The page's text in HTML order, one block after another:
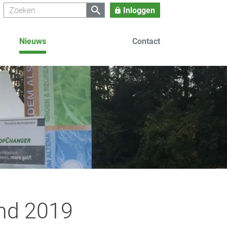
Inloggen
Nieuws Contact
2019